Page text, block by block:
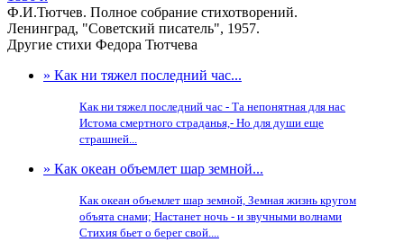
Ф.И.Тютчев. Полное собрание стихотворений.
Ленинград, "Советский писатель", 1957.
Другие стихи Федора Тютчева
» Как ни тяжел последний час...
Как ни тяжел последний час - Та непонятная для нас
Истома смертного страданья,- Но для души еще
страшней...
» Как океан объемлет шар земной...
Как океан объемлет шар земной, Земная жизнь кругом
объята снами; Настанет ночь - и звучными волнами
Стихия бьет о берег свой....